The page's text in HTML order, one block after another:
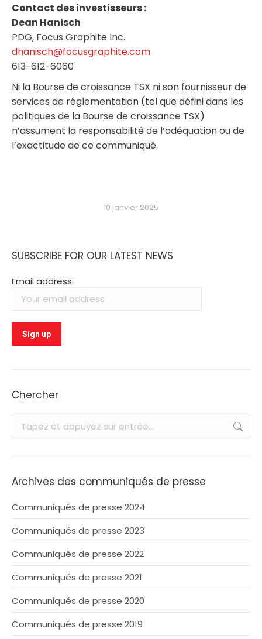
Contact des investisseurs :
Dean Hanisch
PDG, Focus Graphite Inc.
dhanisch@focusgraphite.com
613-612-6060
Ni la Bourse de croissance TSX ni son fournisseur de
services de réglementation (tel que défini dans les
politiques de la Bourse de croissance TSX)
n’assument la responsabilité de l’adéquation ou de
l’exactitude de ce communiqué.
10 janvier 2025
SUBSCRIBE FOR OUR LATEST NEWS
Email address:
Chercher
Archives des communiqués de presse
Communiqués de presse 2024
Communiqués de presse 2023
Communiqués de presse 2022
Communiqués de presse 2021
Communiqués de presse 2020
Communiqués de presse 2019